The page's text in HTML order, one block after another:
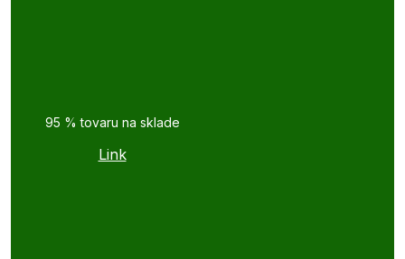
95 % tovaru na sklade
Link